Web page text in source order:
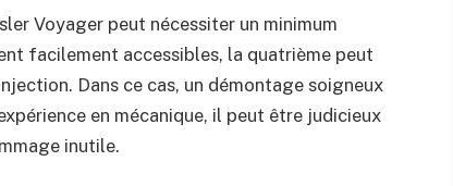
Voyager peut nécessiter un minimum
facilement accessibles, la quatrième peut
Dans ce cas, un démontage soigneux
en mécanique, il peut être judicieux
inutile.